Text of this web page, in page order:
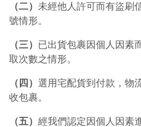
（二） 未經他人許可而有盜刷
號情形。
（三） 已出貨包裹因個人因素
取次數之情形。
（四） 選用宅配貨到付款，物
收包裹。
（五） 經我們認定因個人因素